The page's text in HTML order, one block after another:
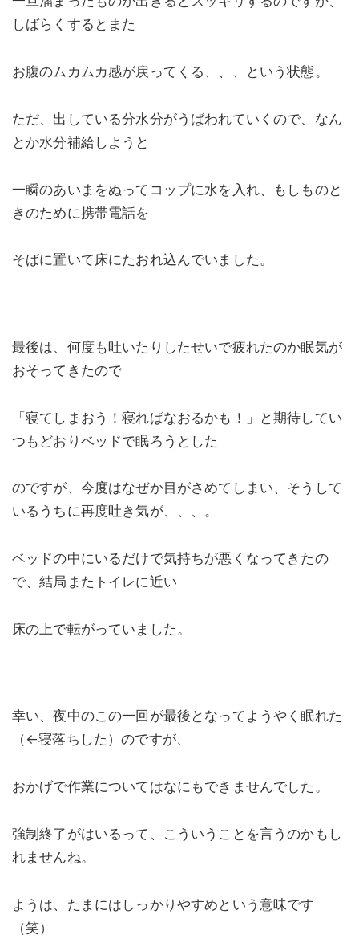
しばらくするとまた
お腹のムカムカ感が戻ってくる、、、という状態。
ただ、出している分水分がうばわれていくので、なん
とか水分補給しようと
一瞬のあいまをぬってコップに水を入れ、もしものと
きのために携帯電話を
そばに置いて床にたおれ込んでいました。
最後は、何度も吐いたりしたせいで疲れたのか眠気が
おそってきたので
「寝てしまおう！寝ればなおるかも！」と期待してい
つもどおりベッドで眠ろうとした
のですが、今度はなぜか目がさめてしまい、そうして
いるうちに再度吐き気が、、、。
ベッドの中にいるだけで気持ちが悪くなってきたの
で、結局またトイレに近い
床の上で転がっていました。
幸い、夜中のこの一回が最後となってようやく眠れた
（←寝落ちした）のですが、
おかげで作業についてはなにもできませんでした。
強制終了がはいるって、こういうことを言うのかもし
れませんね。
ようは、たまにはしっかりやすめという意味です
（笑）